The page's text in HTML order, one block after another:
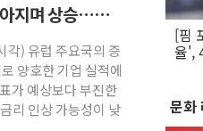
지며 상승…
각) 유럽 주요국의 증
양호한 기업 실적에
가 예상보다 부진한
리 인상 가능성이 낮
[핌
율',
문화